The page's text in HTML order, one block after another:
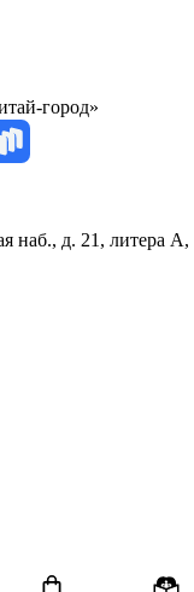
город»
наб., д. 21, литера А,